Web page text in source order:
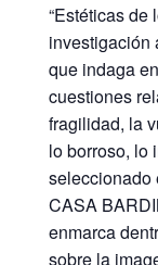
“Estéticas de
investigación
que indaga
cuestiones
fragilidad, la
lo borroso, lo
seleccionado
CASA
enmarca
sobre la